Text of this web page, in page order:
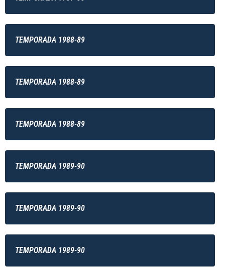
TEMPORADA 1988-89
TEMPORADA 1988-89
TEMPORADA 1988-89
TEMPORADA 1989-90
TEMPORADA 1989-90
TEMPORADA 1989-90